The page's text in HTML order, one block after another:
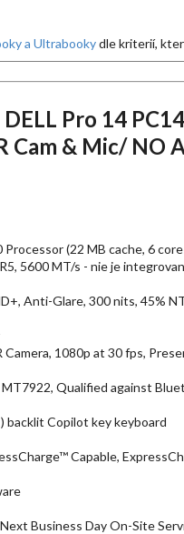
a Ultrabookydle kriterií,
Pro 14
Cam & Mic/
Processor (22 MB cache, 6
5600 MT/s - nie je
Anti-Glare, 300 nits, 45%
Camera, 1080p at 30 fps,
MT7922, Qualified against
backlit Copilot key keyboard
Capable,
Business Day On-Site